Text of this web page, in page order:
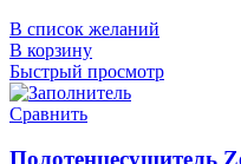
В список желаний
В корзину
Быстрый просмотр
Сравнить